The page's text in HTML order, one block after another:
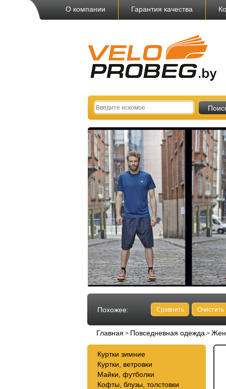
О компании Гарантия качества
Похожее: Сравнить Очистить
Главная > Повседневная одежда>
Куртки зимние
Куртки, ветровки
Майки, футболки
Кофты, блузы, толстовки